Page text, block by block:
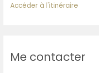
Accéder à l'itinéraire
Me contacter